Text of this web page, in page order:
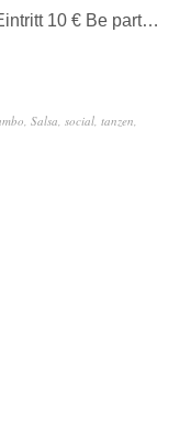
10 € Be part…
, Salsa, social, tanzen,